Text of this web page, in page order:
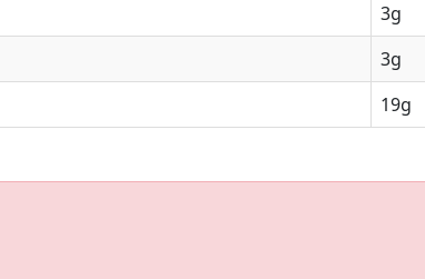
3g
3g
19g